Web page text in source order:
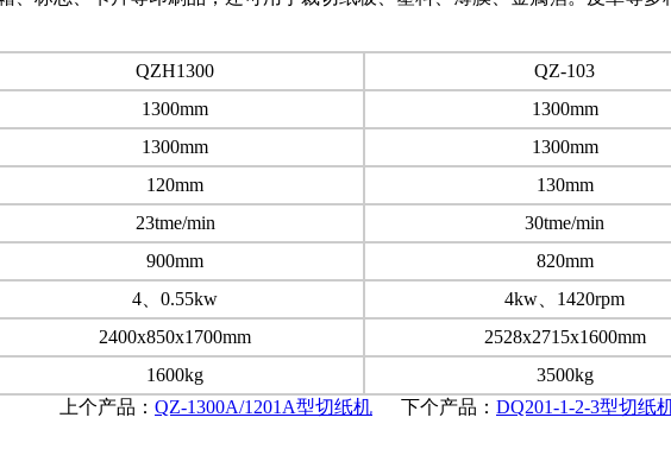
QZH1300 QZ-103
1300mm 1300mm
1300mm 1300mm
120mm 130mm
23tme/min 30tme/min
900mm 820mm
4、0.55kw 4kw、1420rpm
2400x850x1700mm 2528x2715x1600mm
1600kg 3500kg
上个产品： QZ-1300A/1201A型切纸机 下个产品： DQ201-1-2-3型切纸